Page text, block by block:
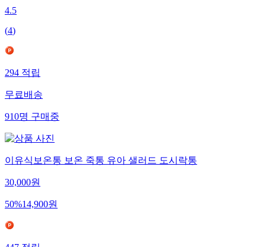
4.5
(4)
294적립
무료배송
910명구매중
이유식보온통 보온 죽통 유아 샐러드 도시락통
30,000원
50%14,900원